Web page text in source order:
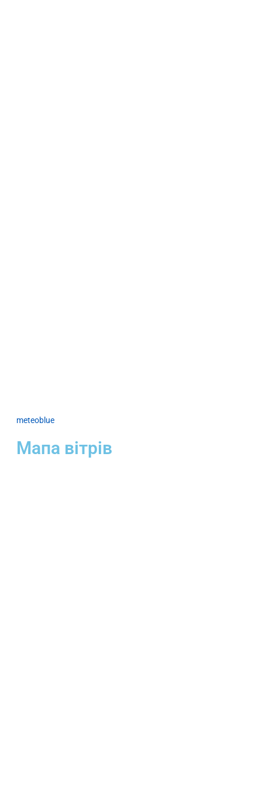
meteoblue
Мапа вітрів